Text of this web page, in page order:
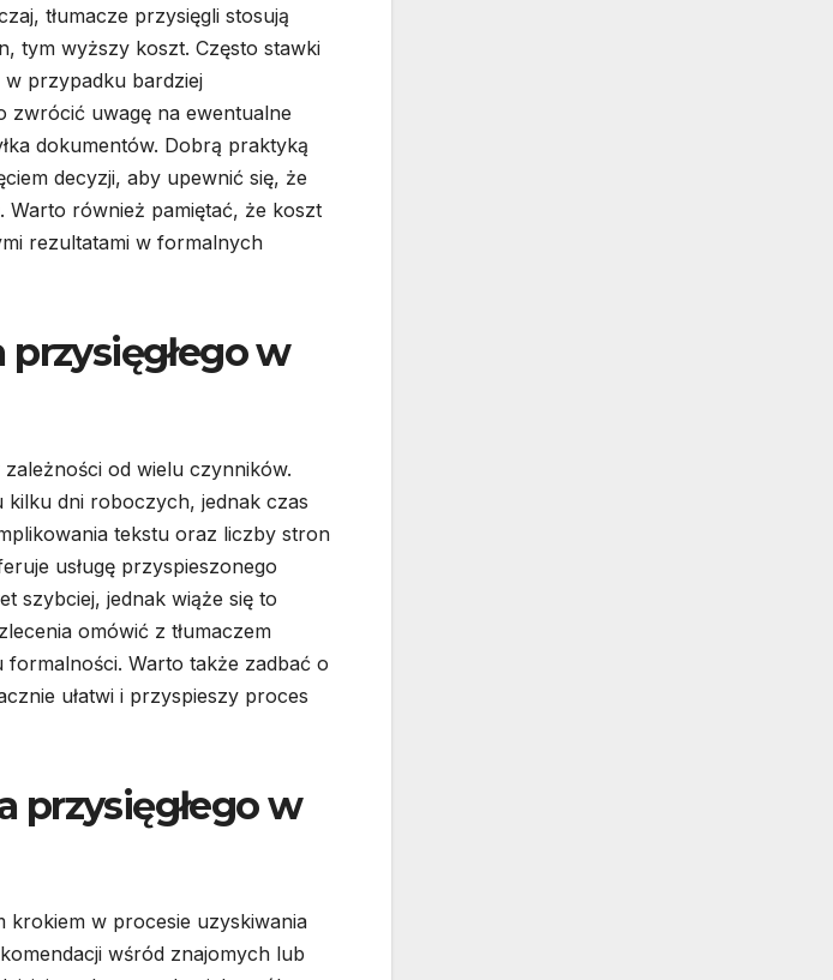
tłumacze przysięgli stosują
tym wyższy koszt. Często stawki
przypadku bardziej
zwrócić uwagę na ewentualne
dokumentów. Dobrą praktyką
decyzji, aby upewnić się, że
Warto również pamiętać, że koszt
rezultatami w formalnych
przysięgłego w
od wielu czynników.
kilku dni roboczych, jednak czas
tekstu oraz liczby stron
usługę przyspieszonego
szybciej, jednak wiąże się to
omówić z tłumaczem
Warto także zadbać o
ułatwi i przyspieszy proces
przysięgłego w
krokiem w procesie uzyskiwania
wśród znajomych lub